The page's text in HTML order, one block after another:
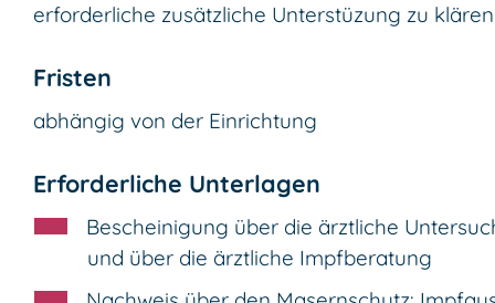
erforderliche zusätzliche Unterstüzung zu
Fristen
abhängig von der Einrichtung
Erforderliche Unterlagen
Bescheinigung über die ärztliche
und über die ärztliche Impfberatung